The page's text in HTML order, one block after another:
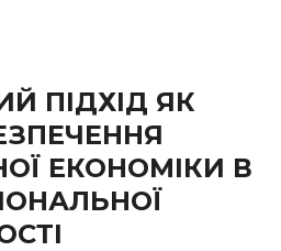
ПІДХІД ЯК
ЕКОНОМІКИ В